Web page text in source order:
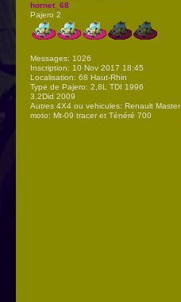
hornet_68
Pajero 2
Messages: 1026
Inscription: 10 Nov 2017 18:45
Localisation: 68 Haut-Rhin
Type de Pajero: 2,8L TDI 1996
3.2Did 2009
Autres 4X4 ou vehicules: Renault Master
moto: Mt-09 tracer et Ténéré 700